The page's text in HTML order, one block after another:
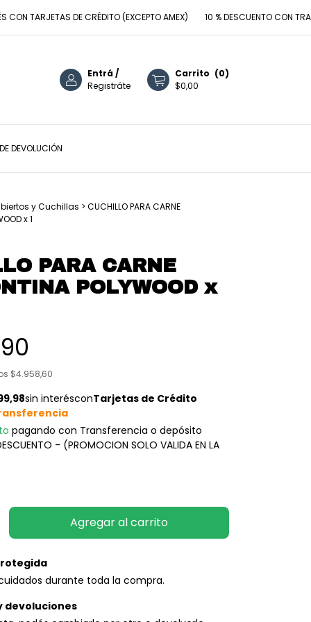
DE CRÉDITO (EXCEPTO AMEX) 10 % DESCUENTO CON
Entrá/
Registráte
Carrito (0)
$0,00
DEVOLUCIÓN
y Cuchillas > CUCHILLO PARA CARNE
x 1
PARA CARNE
POLYWOOD x
$4.958,60
pagando con Transferencia o depósito
- (PROMOCION SOLO VALIDA EN LA
durante toda la compra.
devoluciones